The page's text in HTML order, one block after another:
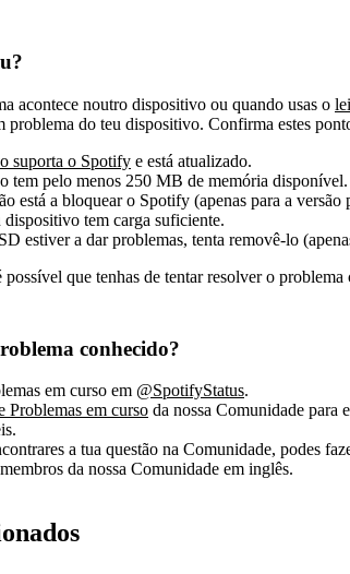
acontece noutro dispositivo ou quando usas o
problema do teu dispositivo. Confirma estes
suporta o Spotify e está atualizado.
tem pelo menos 250 MB de memória disponível.
está a bloquear o Spotify (apenas para a versão
dispositivo tem carga suficiente.
estiver a dar problemas, tenta removê-lo
possível que tenhas de tentar resolver o
conhecido?
em curso em @SpotifyStatus.
Problemas em curso da nossa Comunidade para
a tua questão na Comunidade, podes
da nossa Comunidade em inglês.